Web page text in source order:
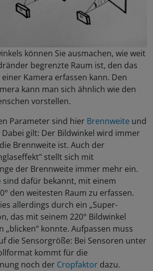
können Sie ausmachen, wie weit
begrenzte Raum ist, den das
Kamera erfassen kann. Den
kann man sich ähnlich wie den
vorstellen.
Parameter sind hier Brennweite und
Dabei gilt: Der Bildwinkel wird immer
Brennweite ist. Auch der
stellt sich mit
der Brennweite immer mehr ein.
sind dafür bekannt, mit einem
den weitesten Raum zu erfassen.
allerdings durch ein „Super-
das mit seinem 220° Bildwinkel
„blicken“ konnte. Aufpassen muss
die Sensorgröße: Bei Sensoren unter
kommt für die
noch der Cropfaktor dazu.